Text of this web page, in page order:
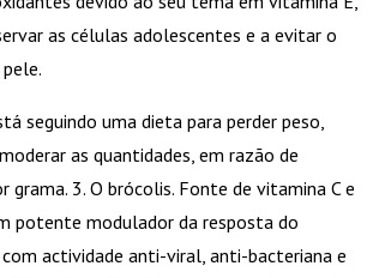
as células adolescentes e a evitar o
seguindo uma dieta para perder peso,
as quantidades, em razão de
grama. 3. O brócolis. Fonte de vitamina C e
potente modulador da resposta do
actividade anti-viral, anti-bacteriana e